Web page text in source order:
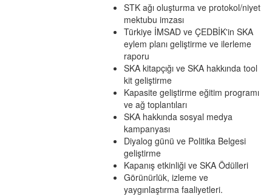
STK ağı oluşturma ve protokol/niyet
mektubu imzası
Türkiye İMSAD ve ÇEDBİK'in SKA
eylem planı geliştirme ve ilerleme
raporu
SKA kitapçığı ve SKA hakkında tool
kit geliştirme
Kapasite geliştirme eğitim programı
ve ağ toplantıları
SKA hakkında sosyal medya
kampanyası
Diyalog günü ve Politika Belgesi
geliştirme
Kapanış etkinliği ve SKA Ödülleri
Görünürlük, izleme ve
yaygınlaştırma faaliyetleri.